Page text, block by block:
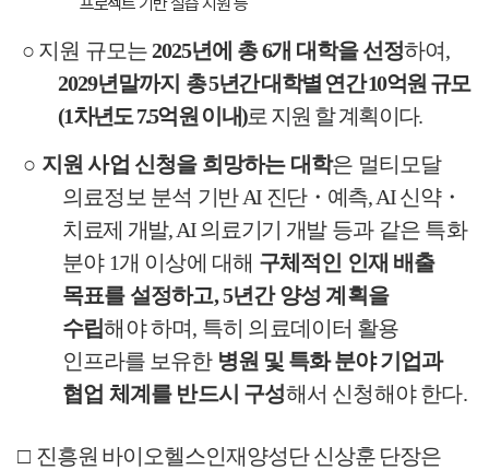
○ 지원 규모는2025년에 총6개 대학을 선정하여,
2029년말까지 총5년간 대학별 연간10억원 규모
(1차년도7.5억원 이내)로 지원 할 계획이다.
○ 지원 사업 신청을 희망하는 대학은 멀티모달
의료정보 분석 기반 AI 진단・ 예측, AI신약・
치료제 개발, AI의료기기 개발 등과 같은 특화
분야 1개 이상에 대해 구체적인 인재 배출
목표를 설정하고, 5년간 양성 계획을
수립해야 하며, 특히 의 료데이터 활용
인프라를 보유한 병원 및 특화 분야 기업과
협업 체계를 반드시 구성해서 신청해야 한다.
□ 진흥원 바이오헬스인재양성단 신상훈 단장은